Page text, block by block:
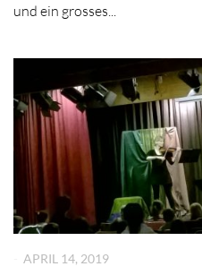
und ein grosses...
APRIL 14, 2019